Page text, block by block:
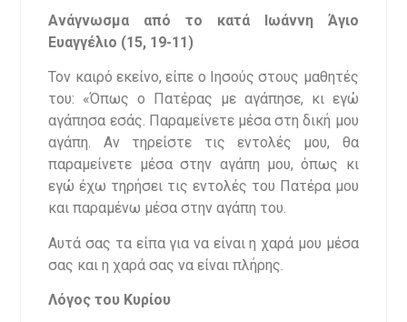
Ανάγνωσμα από το κατά Ιωάννη Άγιο
Ευαγγέλιο (15, 19-11)
Τον καιρό εκείνο, είπε ο Ιησούς στους μαθητές
του: «Όπως ο Πατέρας με αγάπησε, κι εγώ
αγάπησα εσάς. Παραμείνετε μέσα στη δική μου
αγάπη. Αν τηρείστε τις εντολές μου, θα
παραμείνετε μέσα στην αγάπη μου, όπως κι
εγώ έχω τηρήσει τις εντολές του Πατέρα μου
και παραμένω μέσα στην αγάπη του.
Αυτά σας τα είπα για να είναι η χαρά μου μέσα
σας και η χαρά σας να είναι πλήρης.
Λόγος του Κυρίου